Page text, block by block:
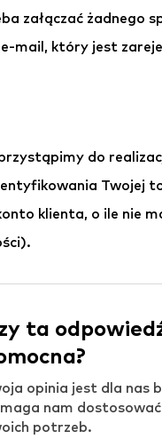
załączać żadnego
mail, który jest
do
Twojej
klienta, o ile nie
ta
opinia jest dla nas
nam dostosować
potrzeb.